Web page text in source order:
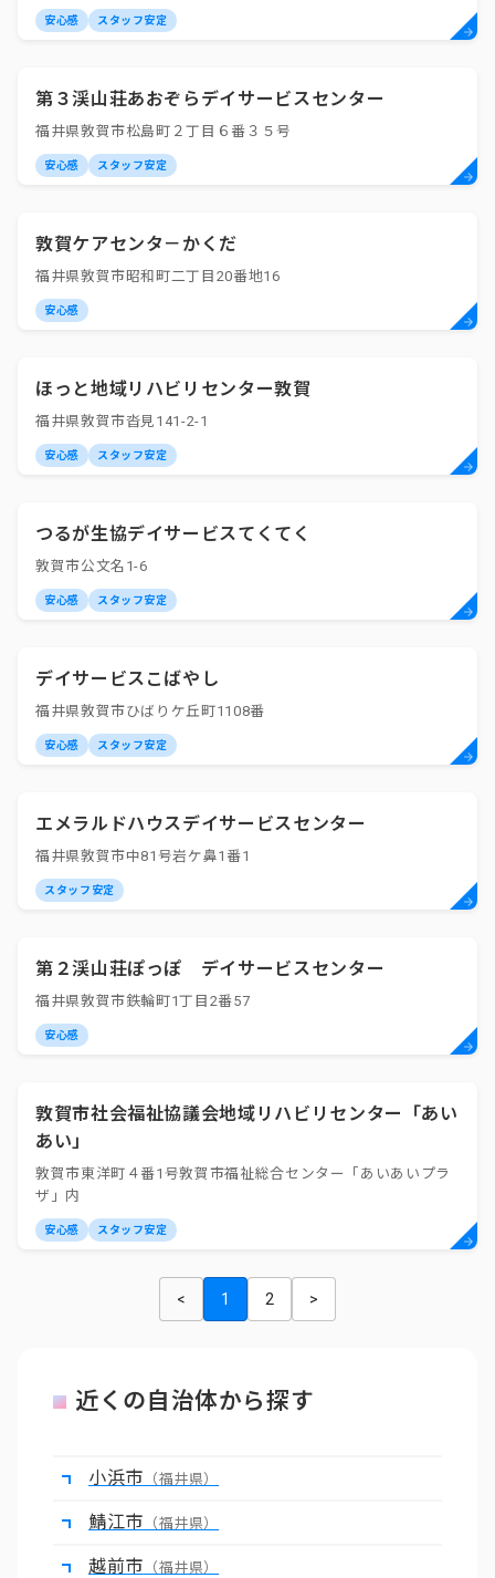
安心感 スタッフ安定
第３渓山荘あおぞらデイサービスセンター
福井県敦賀市松島町２丁目６番３５号
安心感 スタッフ安定
敦賀ケアセンタ－かくだ
福井県敦賀市昭和町二丁目20番地16
安心感
ほっと地域リハビリセンター敦賀
福井県敦賀市沓見141-2-1
安心感 スタッフ安定
つるが生協デイサービスてくてく
敦賀市公文名1-6
安心感 スタッフ安定
デイサービスこばやし
福井県敦賀市ひばりケ丘町1108番
安心感 スタッフ安定
エメラルドハウスデイサービスセンター
福井県敦賀市中81号岩ケ鼻1番1
スタッフ安定
第２渓山荘ぽっぽ デイサービスセンター
福井県敦賀市鉄輪町1丁目2番57
安心感
敦賀市社会福祉協議会地域リハビリセンター「あい
あい」
敦賀市東洋町４番1号敦賀市福祉総合センター「あいあいプラ
ザ」内
安心感 スタッフ安定
< 1 2 >
近くの自治体から探す
小浜市 （福井県）
鯖江市 （福井県）
越前市 （福井県）